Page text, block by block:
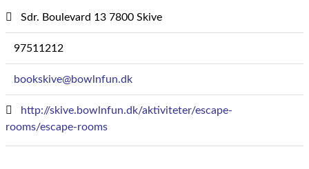
Sdr. Boulevard 13 7800 Skive
97511212
bookskive@bowlnfun.dk
http://skive.bowlnfun.dk/aktiviteter/escape-
rooms/escape-rooms